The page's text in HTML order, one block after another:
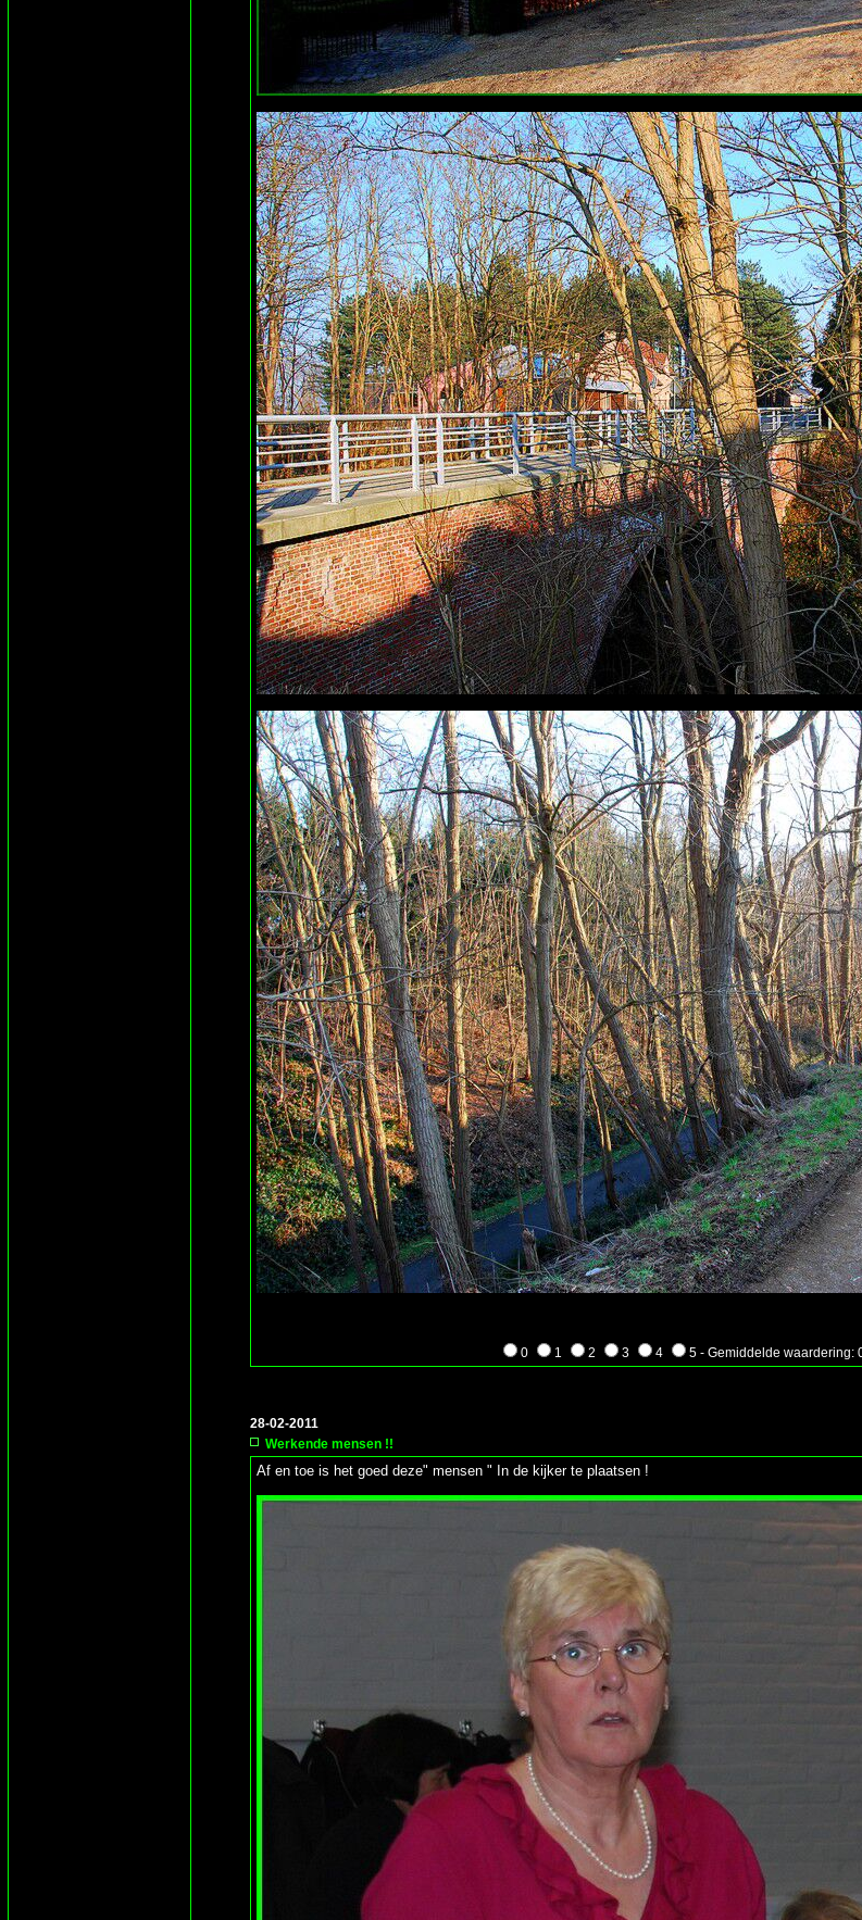
0
1 2 3 4 5 - Gemiddelde waardering:
28-02-2011
Werkende mensen !!
Af en toe is het goed deze" mensen " In de kijker te plaatsen !